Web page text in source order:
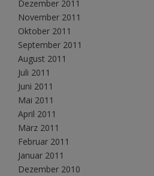
Dezember 2011
November 2011
Oktober 2011
September 2011
August 2011
Juli 2011
Juni 2011
Mai 2011
April 2011
März 2011
Februar 2011
Januar 2011
Dezember 2010